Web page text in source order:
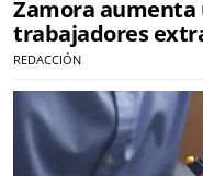
Zamora aumenta
trabajadores
REDACCIÓN